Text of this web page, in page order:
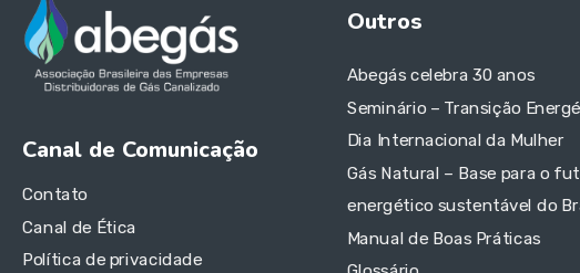
Canal de Comunicação
Contato
Canal de Ética
Política de privacidade
Outros
Abegás celebra 30 anos
Seminário – Transição
Dia Internacional da Mulher
Gás Natural – Base para o
energético sustentável do
Manual de Boas Práticas